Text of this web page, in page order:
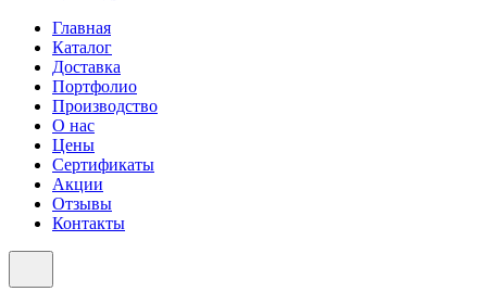
Главная
Каталог
Доставка
Портфолио
Производство
О нас
Цены
Сертификаты
Акции
Отзывы
Контакты